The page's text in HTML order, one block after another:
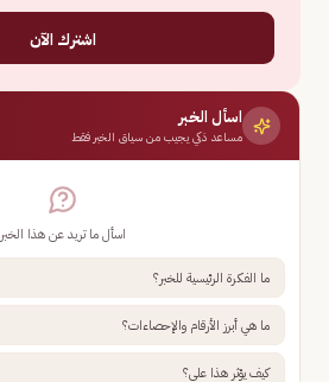
اشترك الآن
اسأل الخبر
مساعد ذكي يجيب من سياق الخبر فقط
اسأل ما تريد عن هذا الخبر
ما الفكرة الرئيسية للخبر؟
ما هي أبرز الأرقام والإحصاءات؟
كيف يؤثر هذا علي؟